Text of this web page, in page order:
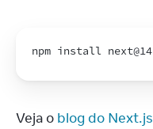
npm install next@14
Veja o blog do Next.js